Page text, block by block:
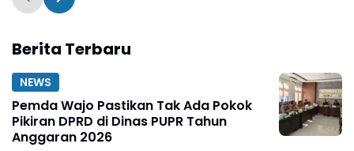
Berita Terbaru
NEWS
Pemda Wajo Pastikan Tak Ada Pokok
Pikiran DPRD di Dinas PUPR Tahun
Anggaran 2026